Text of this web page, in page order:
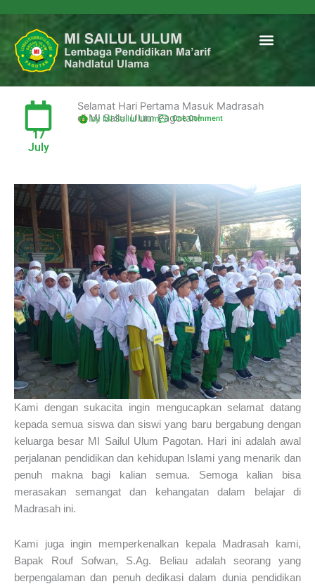
Menu
17
July
Selamat Hari Pertama Masuk Madrasah
di MI Sailul Ulum Pagotan!
by MI Sailul Ulum One Comment
Kami dengan sukacita ingin mengucapkan selamat datang
kepada semua siswa dan siswi yang baru bergabung dengan
keluarga besar MI Sailul Ulum Pagotan. Hari ini adalah awal
perjalanan pendidikan dan kehidupan Islami yang menarik dan
penuh makna bagi kalian semua. Semoga kalian bisa
merasakan semangat dan kehangatan dalam belajar di
Madrasah ini.
Kami juga ingin memperkenalkan kepala Madrasah kami,
Bapak Rouf Sofwan, S.Ag. Beliau adalah seorang yang
berpengalaman dan penuh dedikasi dalam dunia pendidikan